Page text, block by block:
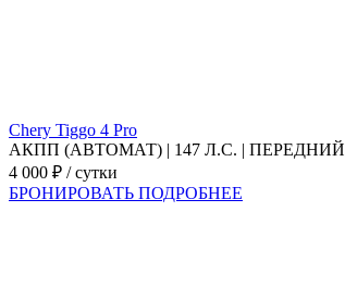
Chery Tiggo 4 Pro
АКПП (АВТОМАТ) | 147 Л.С. | ПЕРЕДНИЙ
4 000 ₽ / сутки
БРОНИРОВАТЬ ПОДРОБНЕЕ